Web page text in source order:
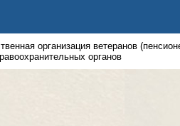
организация ветеранов
органов